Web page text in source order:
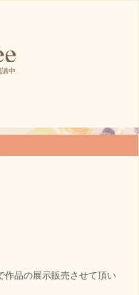
中
作品の展示販売させて頂い